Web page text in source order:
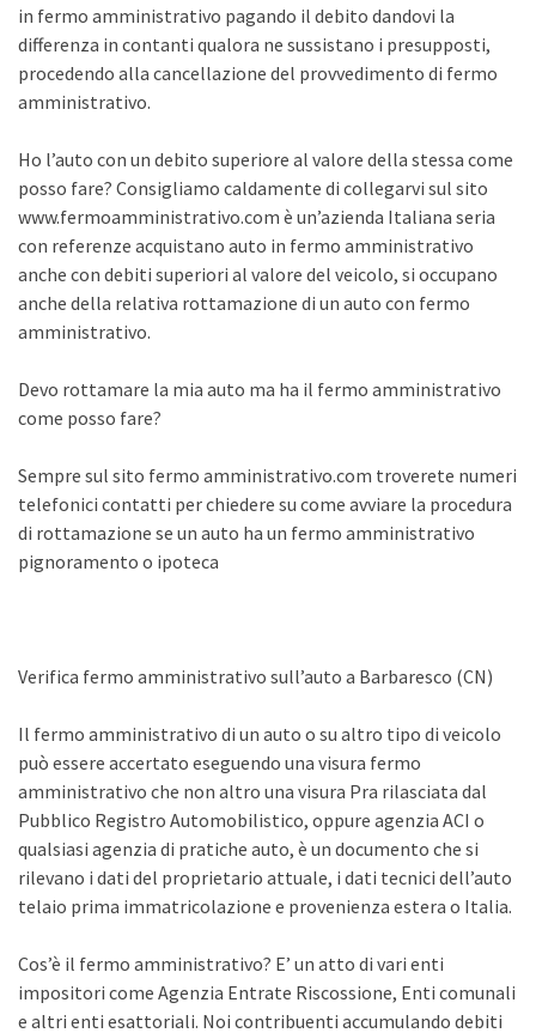
in fermo amministrativo pagando il debito dandovi la
differenza in contanti qualora ne sussistano i presupposti,
procedendo alla cancellazione del provvedimento di fermo
amministrativo.
Ho l’auto con un debito superiore al valore della stessa come
posso fare? Consigliamo caldamente di collegarvi sul sito
www.fermoamministrativo.com è un’azienda Italiana seria
con referenze acquistano auto in fermo amministrativo
anche con debiti superiori al valore del veicolo, si occupano
anche della relativa rottamazione di un auto con fermo
amministrativo.
Devo rottamare la mia auto ma ha il fermo amministrativo
come posso fare?
Sempre sul sito fermo amministrativo.com troverete numeri
telefonici contatti per chiedere su come avviare la procedura
di rottamazione se un auto ha un fermo amministrativo
pignoramento o ipoteca
Verifica fermo amministrativo sull’auto a Barbaresco (CN)
Il fermo amministrativo di un auto o su altro tipo di veicolo
può essere accertato eseguendo una visura fermo
amministrativo che non altro una visura Pra rilasciata dal
Pubblico Registro Automobilistico, oppure agenzia ACI o
qualsiasi agenzia di pratiche auto, è un documento che si
rilevano i dati del proprietario attuale, i dati tecnici dell’auto
telaio prima immatricolazione e provenienza estera o Italia.
Cos’è il fermo amministrativo? E’ un atto di vari enti
impositori come Agenzia Entrate Riscossione, Enti comunali
e altri enti esattoriali. Noi contribuenti accumulando debiti